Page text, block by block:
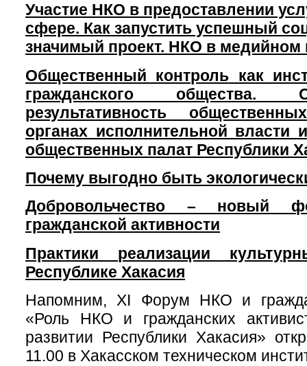
Участие НКО в предоставлении
сфере. Как запустить успешный
значимый проект. НКО в медийном
Общественный контроль как
гражданского общества.
результативность
органах исполнительной власти
общественных палат Республики
Почему выгодно быть
Добровольчество – новый
гражданской активности
Практики реализации
Республике Хакасия
Напомним, XI Форум НКО и
«Роль НКО и гражданских
развитии Республики Хакасия»
11.00 в Хакасском техническом